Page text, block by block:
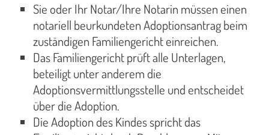
Sie oder Ihr Notar/Ihre Notarin müssen einen
notariell beurkundeten Adoptionsantrag beim
zuständigen Familiengericht einreichen.
Das Familiengericht prüft alle Unterlagen,
beteiligt unter anderem die
Adoptionsvermittlungsstelle und entscheidet
über die Adoption.
Die Adoption des Kindes spricht das